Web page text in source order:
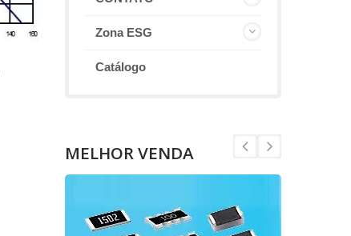
Zona ESG
Catálogo
MELHOR VENDA